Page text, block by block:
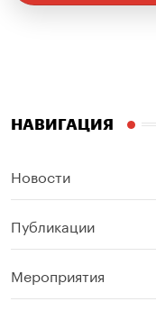
НАВИГАЦИЯ
Новости
Публикации
Мероприятия